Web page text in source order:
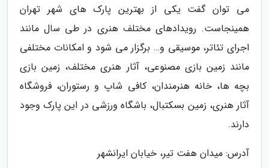
می توان گفت یکی از بهترین پارک های شهر تهران
همینجاست. رویدادهای مختلف هنری در طی سال مانند
اجرای تئاتر، موسیقی و… برگزار می شود و امکانات مختلفی
مانند زمین بازی مصنوعی، آثار هنری مختلف، زمین بازی
بچه ها، خانه هنرمندان، کافی شاپ و رستوران، فروشگاه
آثار هنری، زمین بسکتبال، باشگاه ورزشی در این پارک وجود
دارند.
آدرس: میدان هفت تیر، خیابان ایرانشهر